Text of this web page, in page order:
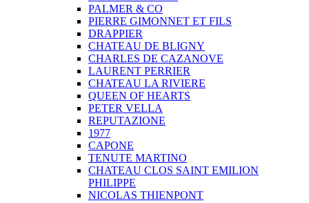
PALMER & CO
PIERRE GIMONNET ET FILS
DRAPPIER
CHATEAU DE BLIGNY
CHARLES DE CAZANOVE
LAURENT PERRIER
CHATEAU LA RIVIERE
QUEEN OF HEARTS
PETER VELLA
REPUTAZIONE
1977
CAPONE
TENUTE MARTINO
CHATEAU CLOS SAINT EMILION
PHILIPPE
NICOLAS THIENPONT